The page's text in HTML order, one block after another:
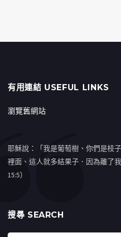
有用連結 USEFUL LINKS
瀏覽舊網站
耶穌說：「我是葡萄樹、你們是枝
裡面、這人就多結果子．因為離了
15:5）
搜㝷 SEARCH